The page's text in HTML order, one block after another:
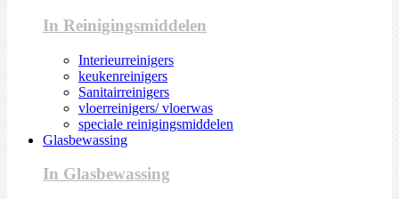
In Reinigingsmiddelen
Interieurreinigers
keukenreinigers
Sanitairreinigers
vloerreinigers/ vloerwas
speciale reinigingsmiddelen
Glasbewassing
In Glasbewassing